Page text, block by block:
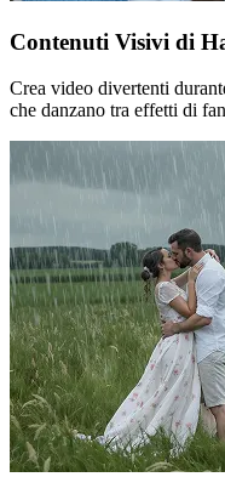
Contenuti Visivi di
Crea video divertenti
che danzano tra effetti di